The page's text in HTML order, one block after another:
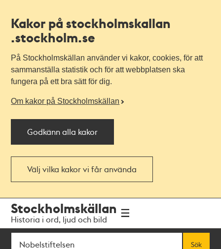
Kakor på stockholmskallan
.stockholm.se
På Stockholmskällan använder vi kakor, cookies, för att
sammanställa statistik och för att webbplatsen ska
fungera på ett bra sätt för dig.
Om kakor på Stockholmskällan
Godkänn alla kakor
Välj vilka kakor vi får använda
navigationen
huvudinnehållet
Stockholmskällan
Historia i ord, ljud och bild
Sök
Sök